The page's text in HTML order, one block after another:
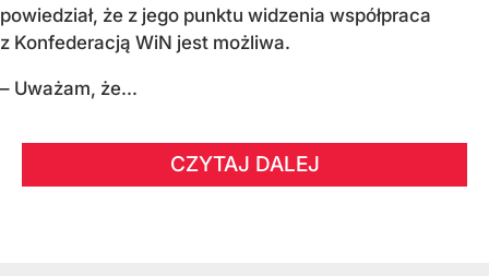
powiedział, że z jego punktu widzenia współpraca
z Konfederacją WiN jest możliwa.
– Uważam, że...
CZYTAJ DALEJ